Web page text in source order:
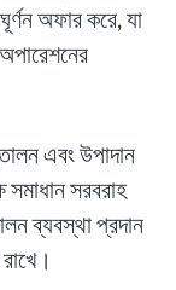
অফার করে, যা
অপারেশনের
এবং উপাদান
সরবরাহ
ব্যবস্থা প্রদান